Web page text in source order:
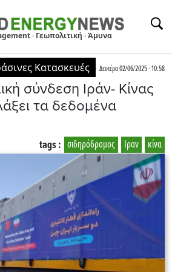
· Γεωπολιτική · Άμυνα
Κατασκευές Δευτέρα 02/06/2025 - 10:58
σύνδεση Ιράν- Κίνας
τα δεδομένα
κίνα
Ιραν
σιδηρόδρομος
tags :